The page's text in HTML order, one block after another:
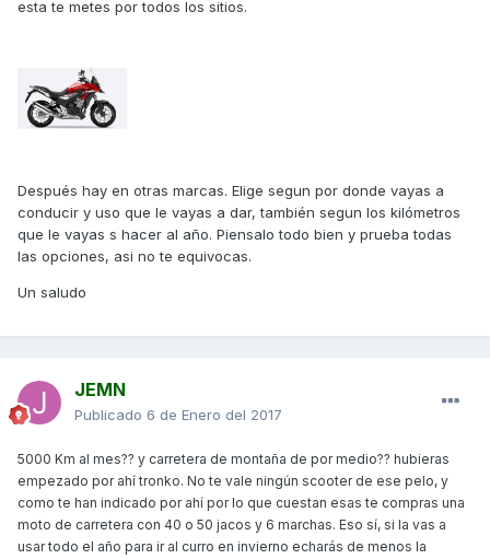
esta te metes por todos los sitios.
Después hay en otras marcas. Elige segun por donde vayas a
conducir y uso que le vayas a dar, también segun los kilómetros
que le vayas s hacer al año. Piensalo todo bien y prueba todas
las opciones, asi no te equivocas.
Un saludo
JEMN
Publicado 6 de Enero del 2017
5000 Km al mes?? y carretera de montaña de por medio?? hubieras
empezado por ahí tronko. No te vale ningún scooter de ese pelo, y
como te han indicado por ahí por lo que cuestan esas te compras una
moto de carretera con 40 o 50 jacos y 6 marchas. Eso sí, si la vas a
usar todo el año para ir al curro en invierno echarás de menos la